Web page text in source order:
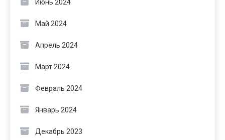
Июнь 2024
Май 2024
Апрель 2024
Март 2024
Февраль 2024
Январь 2024
Декабрь 2023